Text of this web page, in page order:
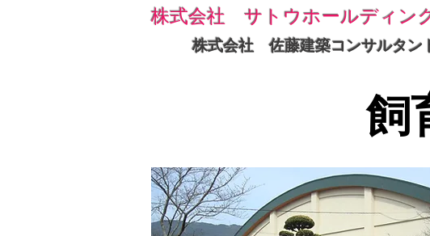
株式会社 サトウホールディ
株式会社 佐藤建築コンサルタン
飼